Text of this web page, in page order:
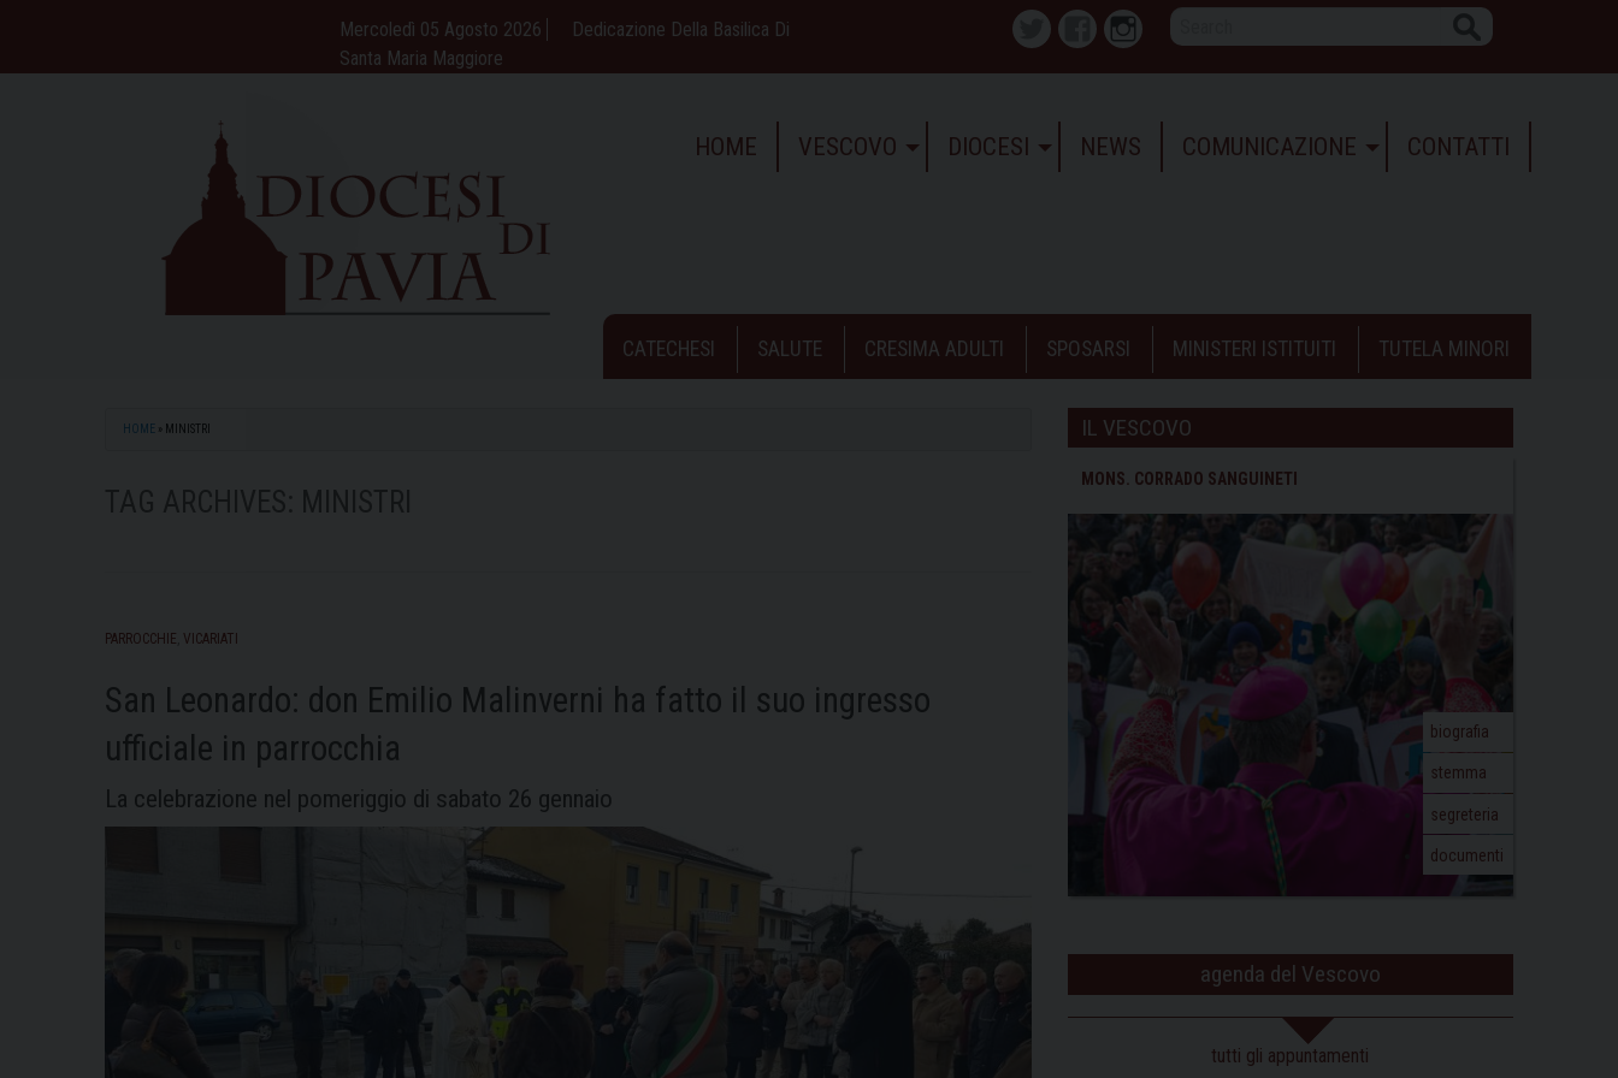
content
Mercoledì 05 Agosto 2026
Dedicazione Della Basilica Di
Santa Maria Maggiore
Twitter FacebookInstagram
HOME VESCOVO DIOCESI NEWS COMUNICAZIONE CONTATTI
CATECHESI SALUTE CRESIMA ADULTI SPOSARSI MINISTERI ISTITUITI TUTELA MINORI
HOME » MINISTRI
PARROCCHIE VICARIATI
San Leonardo: don Emilio Malinverni ha fatto il suo ingresso
ufficiale in parrocchia
La celebrazione nel pomeriggio di sabato 26 gennaio
IL VESCOVO
MONS. CORRADO SANGUINETI
biografia
stemma
segreteria
documenti
agenda del Vescovo
tutti gli appuntamenti